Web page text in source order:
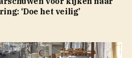
‘Doe het veilig’